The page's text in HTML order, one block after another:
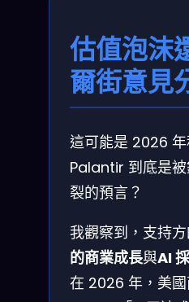
估值泡沫
爾街意見
這可能是 2026
Palantir 到底是
裂的預言？
我觀察到，支持
的商業成長與AI
在 2026 年，美